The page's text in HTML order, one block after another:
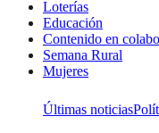
Loterías
Educación
Contenido en
Semana Rural
Mujeres
Últimas noticias